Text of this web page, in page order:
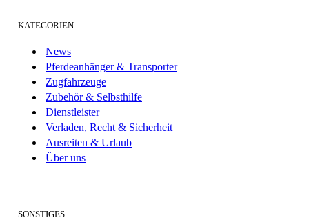
KATEGORIEN
News
Pferdeanhänger & Transporter
Zugfahrzeuge
Zubehör & Selbsthilfe
Dienstleister
Verladen, Recht & Sicherheit
Ausreiten & Urlaub
Über uns
SONSTIGES